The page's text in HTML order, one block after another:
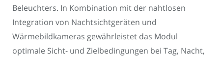
Beleuchters. In Kombination mit der nahtlosen
Integration von Nachtsichtgeräten und
Wärmebildkameras gewährleistet das Modul
optimale Sicht- und Zielbedingungen bei Tag, Nacht,